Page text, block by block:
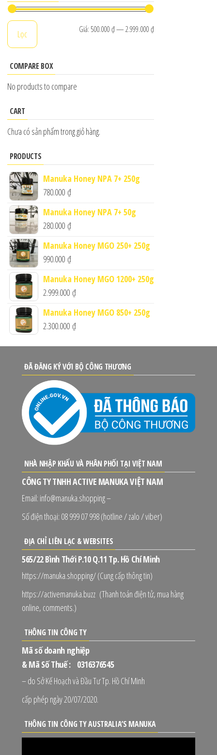
Giá
Giá
Lọc Giá: 500.000 ₫—2.999.000 ₫
COMPARE BOX
No products to compare
CART
Chưa có sản phẩm trong giỏ hàng.
PRODUCTS
Manuka Honey NPA 7+ 250g
780.000 ₫
Manuka Honey NPA 7+ 50g
280.000 ₫
Manuka Honey MGO 250+ 250g
990.000 ₫
Manuka Honey MGO 1200+ 250g
2.999.000 ₫
Manuka Honey MGO 850+ 250g
2.300.000 ₫
ĐÃ ĐĂNG KÝ VỚI BỘ CÔNG THƯƠNG
NHÀ NHẬP KHẨU VÀ PHÂN PHỐI TẠI VIỆT NAM
CÔNG TY TNHH ACTIVE MANUKA VIỆT NAM
Email: info@manuka.shopping –
Số điện thoại: 08 999 07 998 (hotline / zalo / viber)
ĐỊA CHỈ LIÊN LẠC & WEBSITES
565/22 Bình Thới P.10 Q.11 Tp. Hồ Chí Minh
https://manuka.shopping/ (Cung cấp thông tin)
https://activemanuka.buzz (Thanh toán điện tử, mua hàng
online, comments.)
THÔNG TIN CÔNG TY
Mã số doanh nghiệp
& Mã Số Thuế : 0316376545
– do Sở Kế Hoạch và Đầu Tư Tp. Hồ Chí Minh
cấp phép ngày 20/07/2020.
THÔNG TIN CÔNG TY AUSTRALIA’S MANUKA